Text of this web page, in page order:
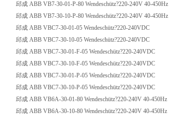
邱成 ABB VB7-30-01-P-80 Wendeschütz?220-240V 40-450Hz
邱成 ABB VB7-30-10-P-80 Wendeschütz?220-240V 40-450Hz
邱成 ABB VBC7-30-01-05 Wendeschütz?220-240VDC
邱成 ABB VBC7-30-10-05 Wendeschütz?220-240VDC
邱成 ABB VBC7-30-01-F-05 Wendeschütz?220-240VDC
邱成 ABB VBC7-30-10-F-05 Wendeschütz?220-240VDC
邱成 ABB VBC7-30-01-P-05 Wendeschütz?220-240VDC
邱成 ABB VBC7-30-10-P-05 Wendeschütz?220-240VDC
邱成 ABB VB6A-30-01-80 Wendeschütz?220-240V 40-450Hz
邱成 ABB VB6A-30-10-80 Wendeschütz?220-240V 40-450Hz